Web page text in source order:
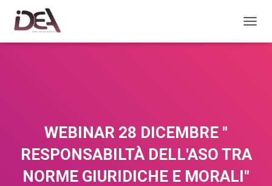
WEBINAR 28 DICEMBRE "
RESPONSABILTÀ DELL'ASO TRA
NORME GIURIDICHE E MORALI"